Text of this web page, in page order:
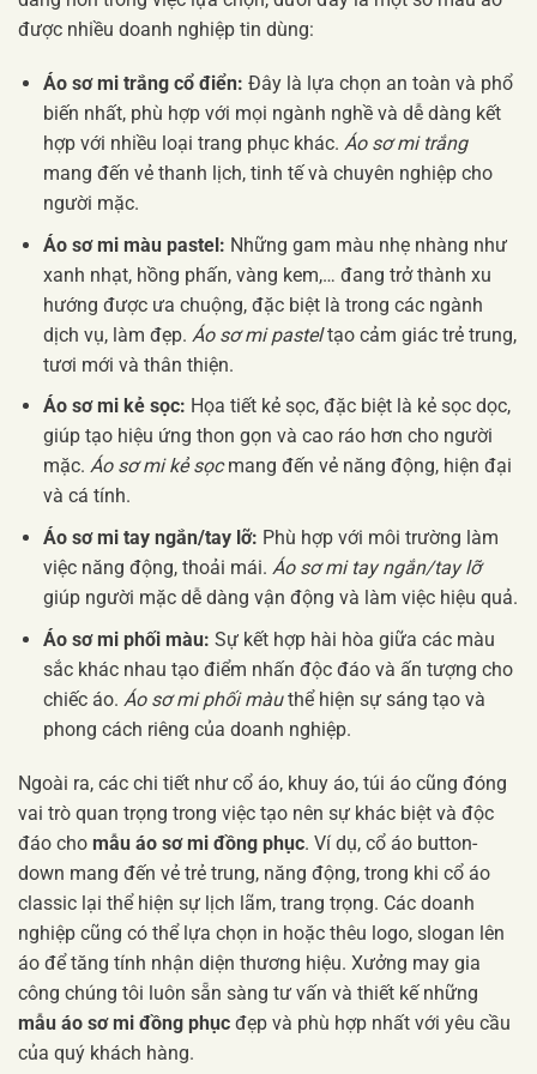
được nhiều doanh nghiệp tin dùng:
Áo sơ mi trắng cổ điển: Đây là lựa chọn an toàn và phổ
biến nhất, phù hợp với mọi ngành nghề và dễ dàng kết
hợp với nhiều loại trang phục khác. Áo sơ mi trắng
mang đến vẻ thanh lịch, tinh tế và chuyên nghiệp cho
người mặc.
Áo sơ mi màu pastel: Những gam màu nhẹ nhàng như
xanh nhạt, hồng phấn, vàng kem,… đang trở thành xu
hướng được ưa chuộng, đặc biệt là trong các ngành
dịch vụ, làm đẹp. Áo sơ mi pasteltạo cảm giác trẻ trung,
tươi mới và thân thiện.
Áo sơ mi kẻ sọc: Họa tiết kẻ sọc, đặc biệt là kẻ sọc dọc,
giúp tạo hiệu ứng thon gọn và cao ráo hơn cho người
mặc. Áo sơ mi kẻ sọcmang đến vẻ năng động, hiện đại
và cá tính.
Áo sơ mi tay ngắn/tay lỡ: Phù hợp với môi trường làm
việc năng động, thoải mái. Áo sơ mi tay ngắn/tay lỡ
giúp người mặc dễ dàng vận động và làm việc hiệu quả.
Áo sơ mi phối màu: Sự kết hợp hài hòa giữa các màu
sắc khác nhau tạo điểm nhấn độc đáo và ấn tượng cho
chiếc áo. Áo sơ mi phối màuthể hiện sự sáng tạo và
phong cách riêng của doanh nghiệp.
Ngoài ra, các chi tiết như cổ áo, khuy áo, túi áo cũng đóng
vai trò quan trọng trong việc tạo nên sự khác biệt và độc
đáo cho mẫu áo sơ mi đồng phục. Ví dụ, cổ áo button-
down mang đến vẻ trẻ trung, năng động, trong khi cổ áo
classic lại thể hiện sự lịch lãm, trang trọng. Các doanh
nghiệp cũng có thể lựa chọn in hoặc thêu logo, slogan lên
áo để tăng tính nhận diện thương hiệu. Xưởng may gia
công chúng tôi luôn sẵn sàng tư vấn và thiết kế những
mẫu áo sơ mi đồng phục đẹp và phù hợp nhất với yêu cầu
của quý khách hàng.